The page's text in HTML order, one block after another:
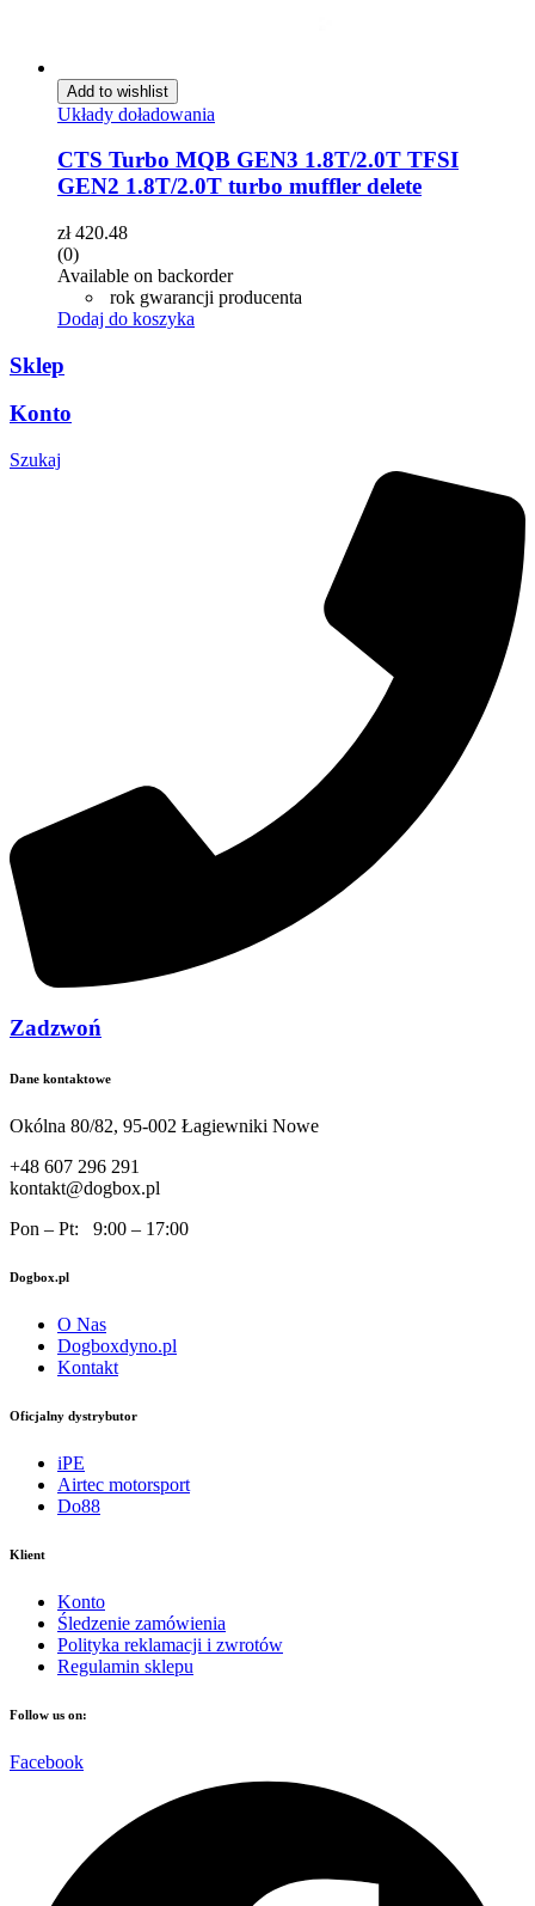
Add to wishlist
Układy doładowania
CTS Turbo MQB GEN3 1.8T/2.0T TFSI
GEN2 1.8T/2.0T turbo muffler delete
zł420.48
(0)
Available on backorder
rok gwarancji producenta
Dodaj do koszyka
Sklep
Konto
Szukaj
Zadzwoń
Dane kontaktowe
Okólna 80/82, 95-002 Łagiewniki Nowe
+48 607 296 291
kontakt@dogbox.pl
Pon – Pt: 9:00 – 17:00
Dogbox.pl
O Nas
Dogboxdyno.pl
Kontakt
Oficjalny dystrybutor
iPE
Airtec motorsport
Do88
Klient
Konto
Śledzenie zamówienia
Polityka reklamacji i zwrotów
Regulamin sklepu
Follow us on:
Facebook